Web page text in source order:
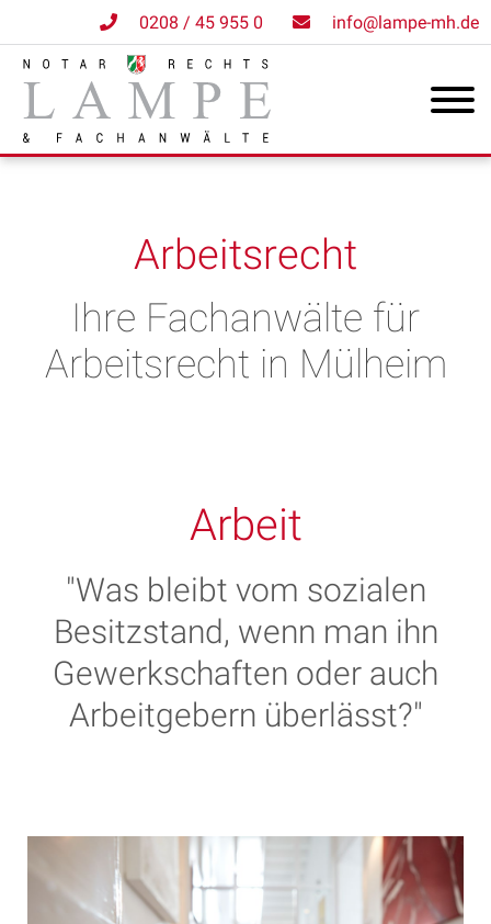
0208 / 45 955 0 info@lampe-mh.de
Arbeitsrecht
Ihre Fachanwälte für
Arbeitsrecht in Mülheim
Arbeit
"Was bleibt vom sozialen
Besitzstand, wenn man ihn
Gewerkschaften oder auch
Arbeitgebern überlässt?"